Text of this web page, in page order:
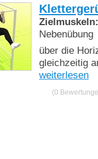
Zielmuskeln:
Nebenübung
über die
gleichzeitig
weiterlesen
(0